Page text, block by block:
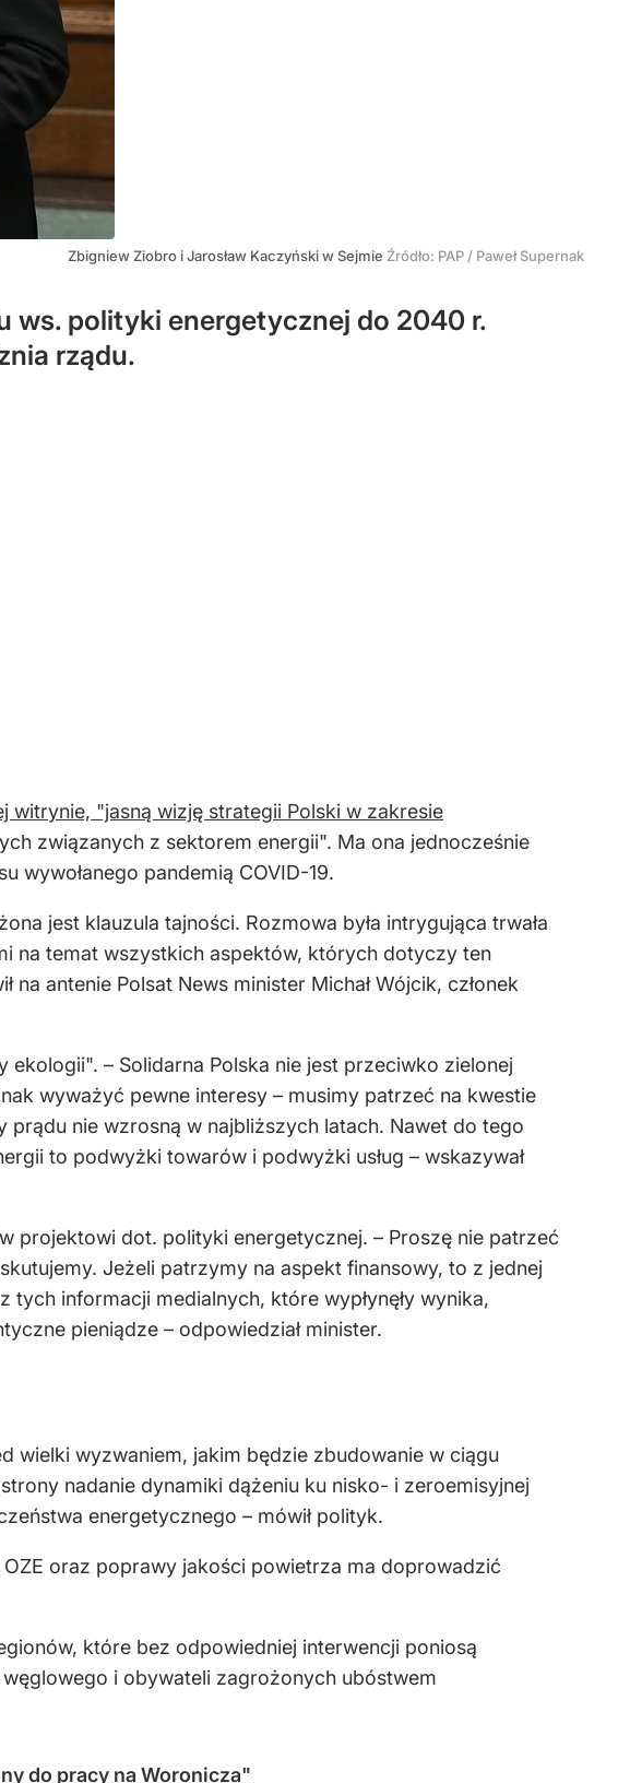
Zbigniew Ziobro i Jarosław Kaczyński w Sejmie Źródło: PAP / Paweł Supernak
ws. polityki energetycznej do 2040 r.
rządu.
witrynie, "jasną wizję strategii Polski w zakresie
związanych z sektorem energii". Ma ona jednocześnie
wywołanego pandemią COVID-19.
jest klauzula tajności. Rozmowa była intrygująca trwała
na temat wszystkich aspektów, których dotyczy ten
antenie Polsat News minister Michał Wójcik, członek
– Solidarna Polska nie jest przeciwko zielonej
wyważyć pewne interesy – musimy patrzeć na kwestie
nie wzrosną w najbliższych latach. Nawet do tego
to podwyżki towarów i podwyżki usług – wskazywał
projektowi dot. polityki energetycznej. – Proszę nie patrzeć
Jeżeli patrzymy na aspekt finansowy, to z jednej
informacji medialnych, które wypłynęły wynika,
pieniądze – odpowiedział minister.
wielki wyzwaniem, jakim będzie zbudowanie w ciągu
nadanie dynamiki dążeniu ku nisko- i zeroemisyjnej
energetycznego – mówił polityk.
oraz poprawy jakości powietrza ma doprowadzić
które bez odpowiedniej interwencji poniosą
i obywateli zagrożonych ubóstwem
do pracy na Woronicza"